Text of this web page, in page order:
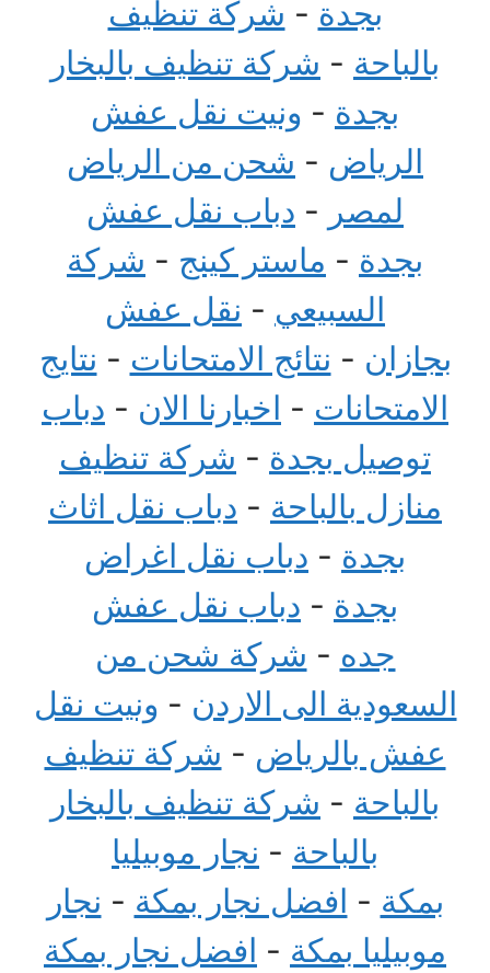
بجدة - شركة تنظيف
بالباحة - شركة تنظيف بالبخار
بجدة - ونيت نقل عفش
الرياض - شحن من الرياض
لمصر - دباب نقل عفش
بجدة - ماستر كينج - شركة
السبيعي - نقل عفش
بجازان - نتائج الامتحانات - نتايج
الامتحانات - اخبارنا الان - دباب
توصيل بجدة - شركة تنظيف
منازل بالباحة - دباب نقل اثاث
بجدة - دباب نقل اغراض
بجدة - دباب نقل عفش
جده - شركة شحن من
السعودية الى الاردن - ونيت نقل
عفش بالرياض - شركة تنظيف
بالباحة - شركة تنظيف بالبخار
بالباحة - نجار موبيليا
بمكة - افضل نجار بمكة - نجار
موبيليا بمكة - افضل نجار بمكة